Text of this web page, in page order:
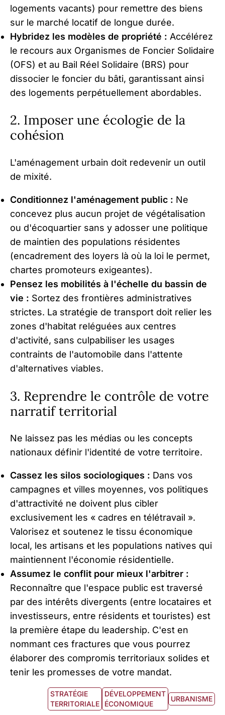
logements vacants) pour remettre des biens
sur le marché locatif de longue durée.
Hybridez les modèles de propriété : Accélérez
le recours aux Organismes de Foncier Solidaire
(OFS) et au Bail Réel Solidaire (BRS) pour
dissocier le foncier du bâti, garantissant ainsi
des logements perpétuellement abordables.
2. Imposer une écologie de la
cohésion
L'aménagement urbain doit redevenir un outil
de mixité.
Conditionnez l'aménagement public : Ne
concevez plus aucun projet de végétalisation
ou d'écoquartier sans y adosser une politique
de maintien des populations résidentes
(encadrement des loyers là où la loi le permet,
chartes promoteurs exigeantes).
Pensez les mobilités à l'échelle du bassin de
vie : Sortez des frontières administratives
strictes. La stratégie de transport doit relier les
zones d'habitat reléguées aux centres
d'activité, sans culpabiliser les usages
contraints de l'automobile dans l'attente
d'alternatives viables.
3. Reprendre le contrôle de votre
narratif territorial
Ne laissez pas les médias ou les concepts
nationaux définir l'identité de votre territoire.
Cassez les silos sociologiques : Dans vos
campagnes et villes moyennes, vos politiques
d'attractivité ne doivent plus cibler
exclusivement les « cadres en télétravail ».
Valorisez et soutenez le tissu économique
local, les artisans et les populations natives qui
maintiennent l'économie résidentielle.
Assumez le conflit pour mieux l'arbitrer :
Reconnaître que l'espace public est traversé
par des intérêts divergents (entre locataires et
investisseurs, entre résidents et touristes) est
la première étape du leadership. C'est en
nommant ces fractures que vous pourrez
élaborer des compromis territoriaux solides et
tenir les promesses de votre mandat.
STRATÉGIE
TERRITORIALE
DÉVELOPPEMENT
ÉCONOMIQUE
URBANISME